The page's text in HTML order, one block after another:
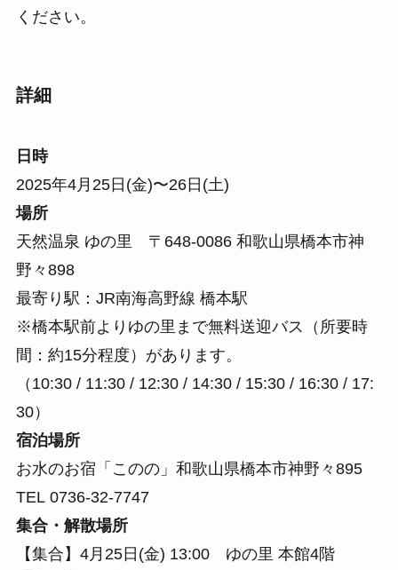
ください。
詳細
日時
2025年4月25日(金)〜26日(土)
場所
天然温泉 ゆの里 〒648-0086 和歌山県橋本市神
野々898
最寄り駅：JR南海高野線 橋本駅
※橋本駅前よりゆの里まで無料送迎バス（所要時
間：約15分程度）があります。
（10:30 / 11:30 / 12:30 / 14:30 / 15:30 / 16:30 / 17:
30）
宿泊場所
お水のお宿「このの」和歌山県橋本市神野々895
TEL 0736-32-7747
集合・解散場所
【集合】 4月25日(金) 13:00ゆの里 本館4階